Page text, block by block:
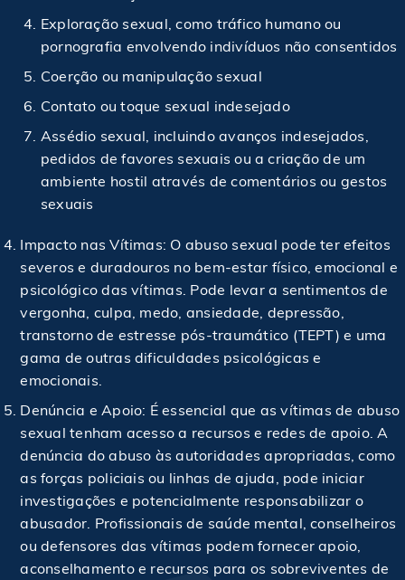
Exploração sexual, como tráfico humano ou
pornografia envolvendo indivíduos não consentidos
Coerção ou manipulação sexual
Contato ou toque sexual indesejado
Assédio sexual, incluindo avanços indesejados,
pedidos de favores sexuais ou a criação de um
ambiente hostil através de comentários ou gestos
sexuais
Impacto nas Vítimas: O abuso sexual pode ter efeitos
severos e duradouros no bem-estar físico, emocional e
psicológico das vítimas. Pode levar a sentimentos de
vergonha, culpa, medo, ansiedade, depressão,
transtorno de estresse pós-traumático (TEPT) e uma
gama de outras dificuldades psicológicas e
emocionais.
Denúncia e Apoio: É essencial que as vítimas de abuso
sexual tenham acesso a recursos e redes de apoio. A
denúncia do abuso às autoridades apropriadas, como
as forças policiais ou linhas de ajuda, pode iniciar
investigações e potencialmente responsabilizar o
abusador. Profissionais de saúde mental, conselheiros
ou defensores das vítimas podem fornecer apoio,
aconselhamento e recursos para os sobreviventes de